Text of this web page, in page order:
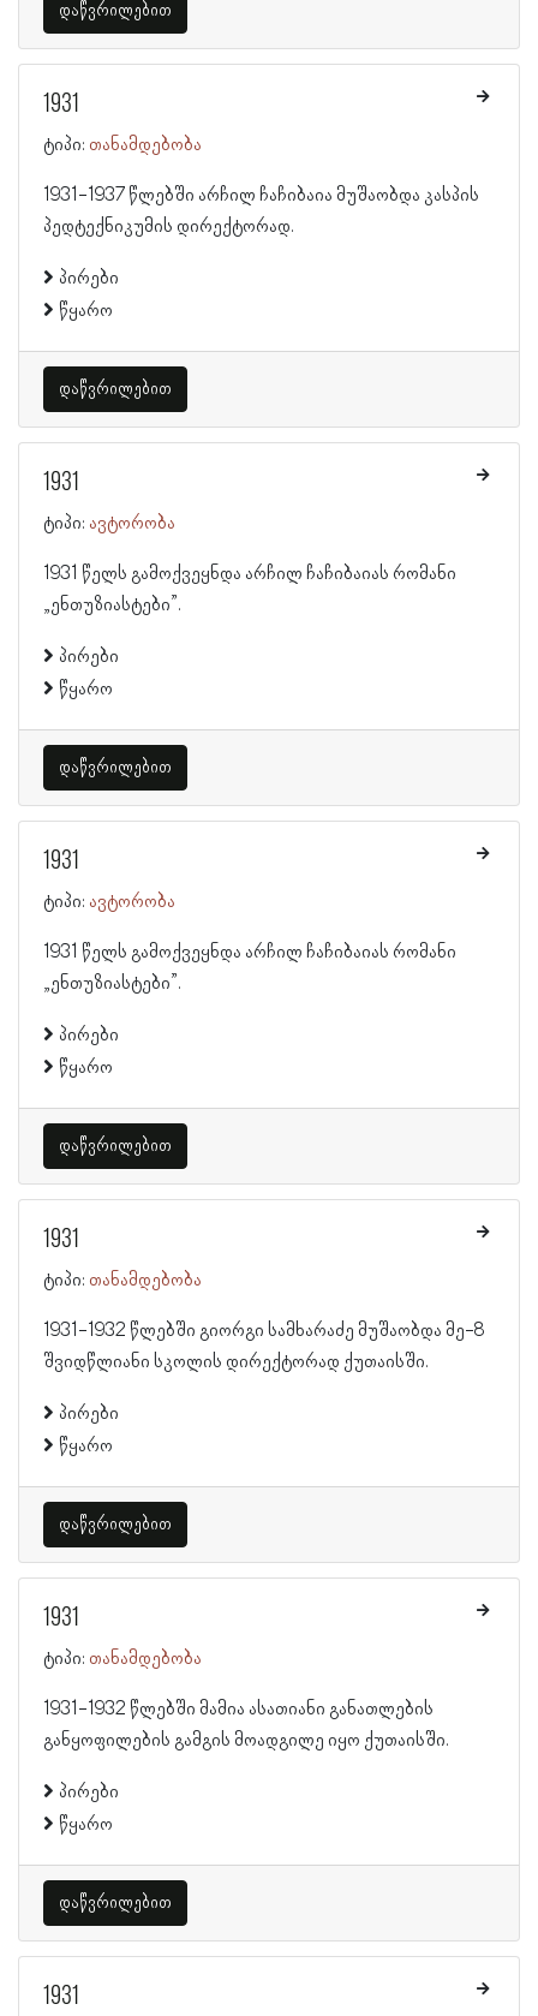
დაწვრილებით
1931
ტიპი: თანამდებობა
1931-1937 წლებში არჩილ ჩაჩიბაია მუშაობდა კასპის
პედტექნიკუმის დირექტორად.
პირები
წყარო
დაწვრილებით
1931
ტიპი: ავტორობა
1931 წელს გამოქვეყნდა არჩილ ჩაჩიბაიას რომანი
„ენთუზიასტები”.
პირები
წყარო
დაწვრილებით
1931
ტიპი: ავტორობა
1931 წელს გამოქვეყნდა არჩილ ჩაჩიბაიას რომანი
„ენთუზიასტები”.
პირები
წყარო
დაწვრილებით
1931
ტიპი: თანამდებობა
1931-1932 წლებში გიორგი სამხარაძე მუშაობდა მე-8
შვიდწლიანი სკოლის დირექტორად ქუთაისში.
პირები
წყარო
დაწვრილებით
1931
ტიპი: თანამდებობა
1931-1932 წლებში მამია ასათიანი განათლების
განყოფილების გამგის მოადგილე იყო ქუთაისში.
პირები
წყარო
დაწვრილებით
1931